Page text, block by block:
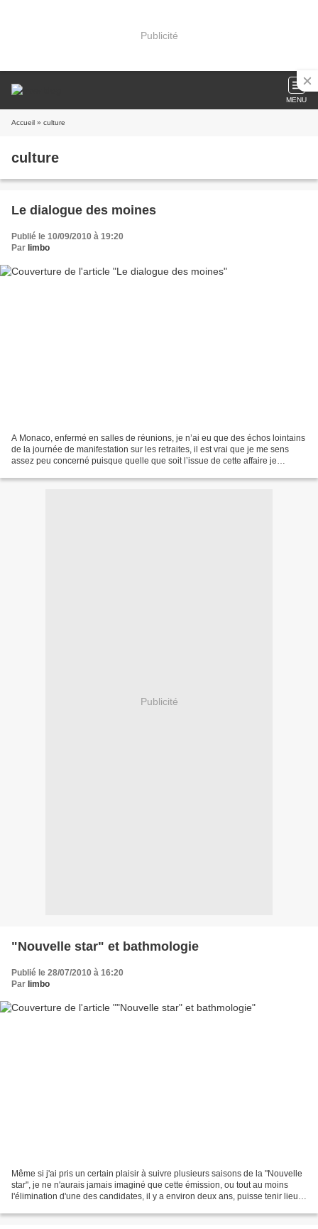
Publicité
MENU
Accueil » culture
culture
Le dialogue des moines
Publié le 10/09/2010 à 19:20
Par limbo
A Monaco, enfermé en salles de réunions, je n’ai eu que des échos lointains
de la journée de manifestation sur les retraites, il est vrai que je me sens
assez peu concerné puisque quelle que soit l’issue de cette affaire je
Publicité
"Nouvelle star" et bathmologie
Publié le 28/07/2010 à 16:20
Par limbo
Même si j'ai pris un certain plaisir à suivre plusieurs saisons de la "Nouvelle
star", je ne n'aurais jamais imaginé que cette émission, ou tout au moins
l'élimination d'une des candidates, il y a environ deux ans, puisse tenir lieu d'